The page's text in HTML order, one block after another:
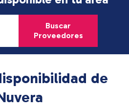
Buscar
Proveedores
de